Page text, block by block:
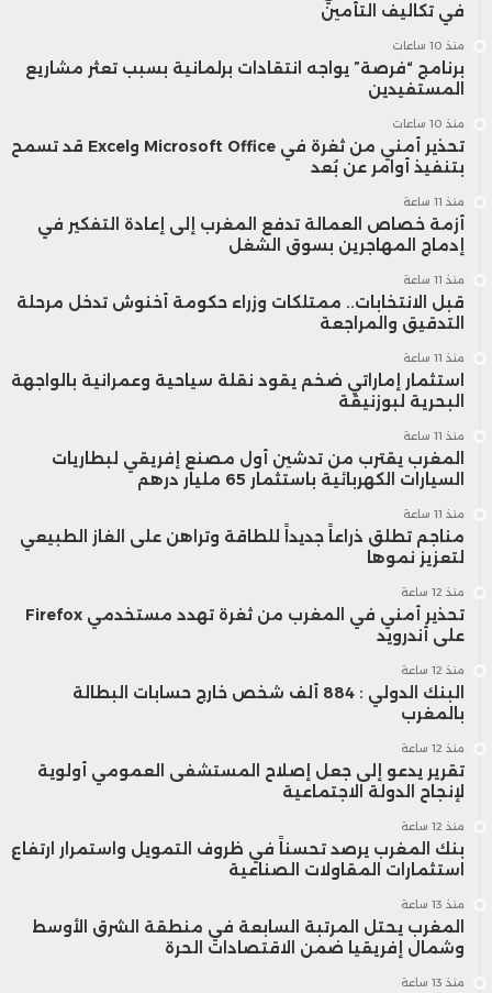
في تكاليف التأمين
منذ 10 ساعات
برنامج “فرصة” يواجه انتقادات برلمانية بسبب تعثر مشاريع
المستفيدين
منذ 10 ساعات
تحذير أمني من ثغرة في Microsoft Office وExcel قد تسمح
بتنفيذ أوامر عن بُعد
منذ 11 ساعة
أزمة خصاص العمالة تدفع المغرب إلى إعادة التفكير في
إدماج المهاجرين بسوق الشغل
منذ 11 ساعة
قبل الانتخابات.. ممتلكات وزراء حكومة أخنوش تدخل مرحلة
التدقيق والمراجعة
منذ 11 ساعة
استثمار إماراتي ضخم يقود نقلة سياحية وعمرانية بالواجهة
البحرية لبوزنيقة
منذ 11 ساعة
المغرب يقترب من تدشين أول مصنع إفريقي لبطاريات
السيارات الكهربائية باستثمار 65 مليار درهم
منذ 11 ساعة
مناجم تطلق ذراعاً جديداً للطاقة وتراهن على الغاز الطبيعي
لتعزيز نموها
منذ 12 ساعة
تحذير أمني في المغرب من ثغرة تهدد مستخدمي Firefox
على أندرويد
منذ 12 ساعة
البنك الدولي : 884 ألف شخص خارج حسابات البطالة
بالمغرب
منذ 12 ساعة
تقرير يدعو إلى جعل إصلاح المستشفى العمومي أولوية
لإنجاح الدولة الاجتماعية
منذ 12 ساعة
بنك المغرب يرصد تحسناً في ظروف التمويل واستمرار ارتفاع
استثمارات المقاولات الصناعية
منذ 13 ساعة
المغرب يحتل المرتبة السابعة في منطقة الشرق الأوسط
وشمال إفريقيا ضمن الاقتصادات الحرة
منذ 13 ساعة